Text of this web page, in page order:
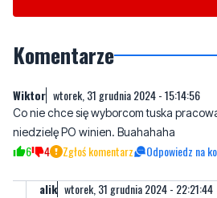
Komentarze
Wiktor wtorek, 31 grudnia 2024 - 15:14:56
Co nie chce się wyborcom tuska
niedzielę PO winien. Buahahaha
6 4 Zgłoś komentarz Odpowiedz na
alik wtorek, 31 grudnia 2024 - 22:21:44